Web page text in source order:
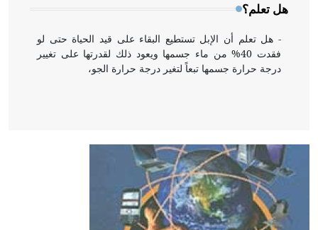
هل تعلم؟
- هل تعلم أن الإبل تستطيع البقاء على قيد الحياة حتى لو
فقدت 40% من ماء جسمها ويعود ذلك لقدرتها على تغيير
درجة حرارة جسمها تبعاً لتغير درجة حرارة الجو،
- هل تعلم أن أبقراط كتب في الطب أربعة مؤلفات هي:
الحكم، الأدلة، تنظيم التغذية، ورسالته في جروح الرأس.
ويعود له الفضل بأنه حرر الطب من الدين والفلسفة.